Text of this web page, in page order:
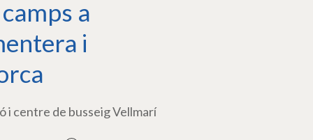
a
i
i centre de busseig Vellmarí